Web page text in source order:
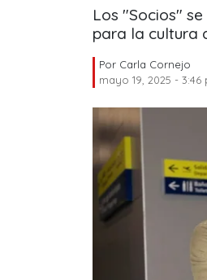
Los "Socios"
para la cultura
Por Carla Cornejo
mayo 19, 2025 - 3:46